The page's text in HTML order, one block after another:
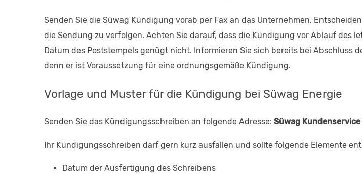
Senden Sie die Süwag Kündigung vorab per Fax an das Unternehmen.
die Sendung zu verfolgen. Achten Sie darauf, dass die Kündigung vor Ablauf des
Datum des Poststempels genügt nicht. Informieren Sie sich bereits bei Abschluss
denn er ist Voraussetzung für eine ordnungsgemäße Kündigung.
Vorlage und Muster für die Kündigung bei Süwag Energie
Senden Sie das Kündigungsschreiben an folgende Adresse: Süwag
Ihr Kündigungsschreiben darf gern kurz ausfallen und sollte folgende Elemente
Datum der Ausfertigung des Schreibens